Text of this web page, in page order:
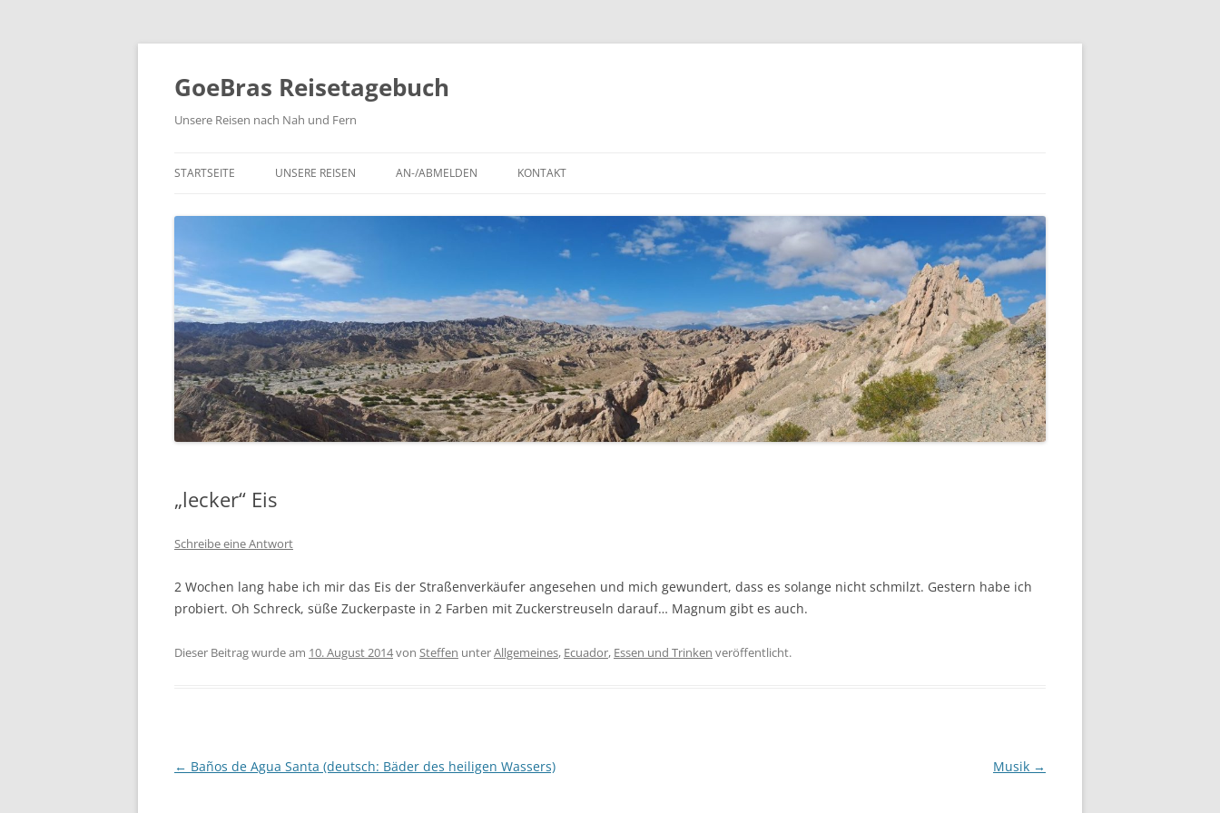
Zum
GoeBras Reisetagebuch
Unsere Reisen nach Nah und Fern
STARTSEITE UNSERE REISEN
TIERBEOBACHTUNGEN
BLOG-BEITRÄGE AUF DER
LANDKARTE
SEHENSWÜRDIGKEITEN UND
NATIONALPARKS
CAMPINGPLÄTZE UND
RUNDREISE NORDAMERIKA
2021/22
NORWEGEN 2020
COSTA RICA 2019
YUKON UND ALASKA 2018
SÜDFRANKREICH 2015
WOHNMOBIL
HIMMELFAHRT
KLETTERGARTEN HALLE
WOHNMOBIL
AN-/ABMELDEN
REGISTRIEREN
KONTAKT
„lecker“ Eis
Schreibe eine Antwort
2 Wochen lang habe ich mir das Eis der Straßenverkäufer angesehen und mich gewundert, dass es solange nicht schmilzt. Gestern habe ich
probiert. Oh Schreck, süße Zuckerpaste in 2 Farben mit Zuckerstreuseln darauf… Magnum gibt es auch.
Dieser Beitrag wurde am 10. August 2014von Steffen unterAllgemeines, Ecuador, Essen und Trinken veröffentlicht.
Beitragsnavigation
← Baños de Agua Santa (deutsch: Bäder des heiligen Wassers) Musik →